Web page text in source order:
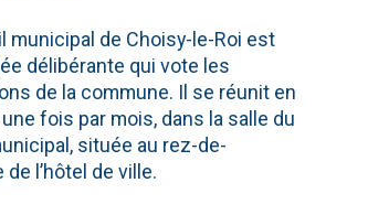
municipal de Choisy-le-Roi est
délibérante qui vote les
de la commune. Il se réunit en
fois par mois, dans la salle du
située au rez-de-
l’hôtel de ville.